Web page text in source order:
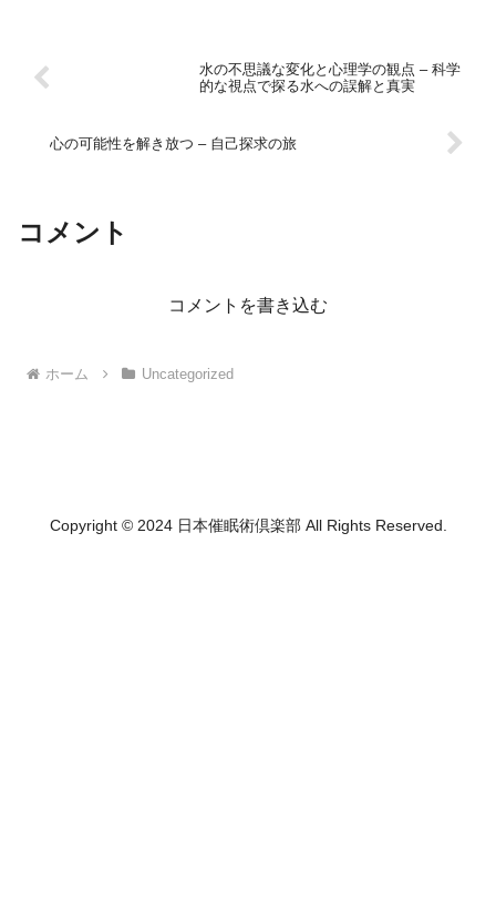
水の不思議な変化と心理学の観点 – 科学
的な視点で探る水への誤解と真実
心の可能性を解き放つ – 自己探求の旅
コメント
コメントを書き込む
ホーム Uncategorized
Copyright © 2024 日本催眠術倶楽部 All Rights Reserved.